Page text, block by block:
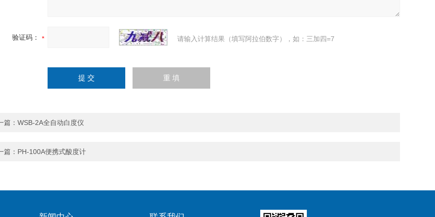
验证码： 请输入计算结果（填写阿拉伯数字），如：三加四=7
篇： WSB-2A全自动白度仪
篇： PH-100A便携式酸度计